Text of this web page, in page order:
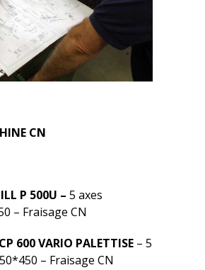
CN
P 500U – 5 axes
– Fraisage CN
600 VARIO PALETTISE – 5
– Fraisage CN